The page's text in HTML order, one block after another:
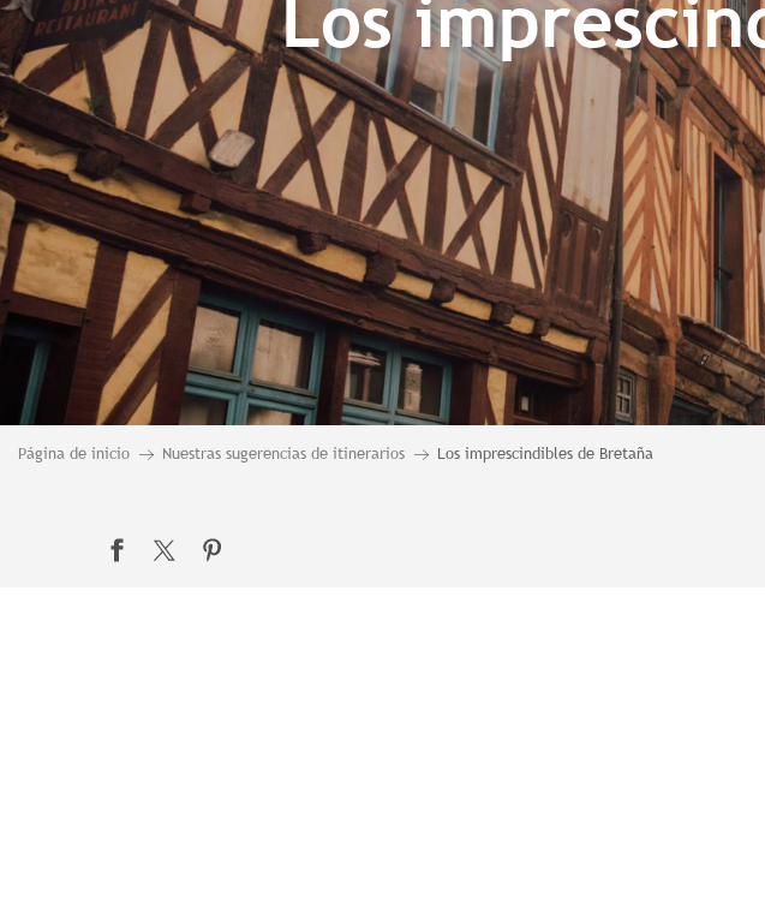
Los
Página de inicio Nuestras sugerencias de itinerarios Los imprescindibles de Bretaña